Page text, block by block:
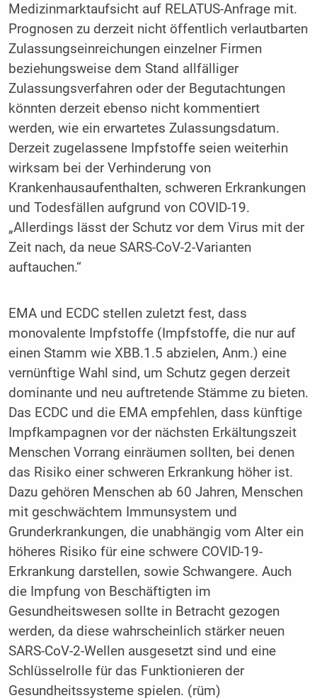
Medizinmarktaufsicht auf RELATUS-Anfrage mit.
Prognosen zu derzeit nicht öffentlich verlautbarten
Zulassungseinreichungen einzelner Firmen
beziehungsweise dem Stand allfälliger
Zulassungsverfahren oder der Begutachtungen
könnten derzeit ebenso nicht kommentiert
werden, wie ein erwartetes Zulassungsdatum.
Derzeit zugelassene Impfstoffe seien weiterhin
wirksam bei der Verhinderung von
Krankenhausaufenthalten, schweren Erkrankungen
und Todesfällen aufgrund von COVID-19.
„Allerdings lässt der Schutz vor dem Virus mit der
Zeit nach, da neue SARS-CoV-2-Varianten
auftauchen.“
EMA und ECDC stellen zuletzt fest, dass
monovalente Impfstoffe (Impfstoffe, die nur auf
einen Stamm wie XBB.1.5 abzielen, Anm.) eine
vernünftige Wahl sind, um Schutz gegen derzeit
dominante und neu auftretende Stämme zu bieten.
Das ECDC und die EMA empfehlen, dass künftige
Impfkampagnen vor der nächsten Erkältungszeit
Menschen Vorrang einräumen sollten, bei denen
das Risiko einer schweren Erkrankung höher ist.
Dazu gehören Menschen ab 60 Jahren, Menschen
mit geschwächtem Immunsystem und
Grunderkrankungen, die unabhängig vom Alter ein
höheres Risiko für eine schwere COVID-19-
Erkrankung darstellen, sowie Schwangere. Auch
die Impfung von Beschäftigten im
Gesundheitswesen sollte in Betracht gezogen
werden, da diese wahrscheinlich stärker neuen
SARS-CoV-2-Wellen ausgesetzt sind und eine
Schlüsselrolle für das Funktionieren der
Gesundheitssysteme spielen. (rüm)